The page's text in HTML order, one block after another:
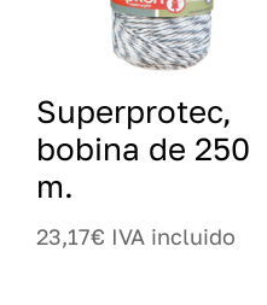
Superprotec,
bobina de 250
m.
23,17€ IVA incluido